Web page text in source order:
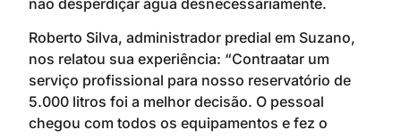
Roberto Silva, administrador predial em Suzano,
nos relatou sua experiência: “Contraatar um
serviço profissional para nosso reservatório de
5.000 litros foi a melhor decisão. O pessoal
chegou com todos os equipamentos e fez o